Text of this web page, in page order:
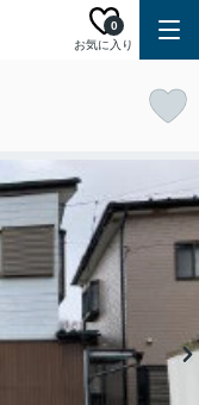
お気に入り
0